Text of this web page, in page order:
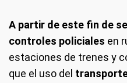
A partir de este fin de
controles policiales en
estaciones de trenes y
que el uso del